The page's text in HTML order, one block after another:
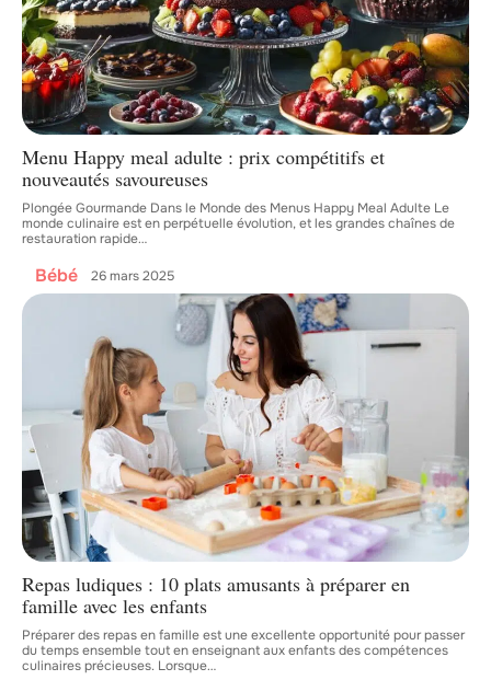
Menu Happy meal adulte : prix compétitifs et
nouveautés savoureuses
Plongée Gourmande Dans le Monde des Menus Happy Meal Adulte Le
monde culinaire est en perpétuelle évolution, et les grandes chaînes de
restauration rapide…
Bébé 26 mars 2025
Repas ludiques : 10 plats amusants à préparer en
famille avec les enfants
Préparer des repas en famille est une excellente opportunité pour passer
du temps ensemble tout en enseignant aux enfants des compétences
culinaires précieuses. Lorsque…